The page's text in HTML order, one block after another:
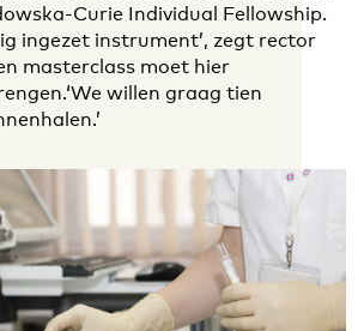
Curie Individual Fellowship.
ingezet instrument’, zegt rector
masterclass moet hier
willen graag tien